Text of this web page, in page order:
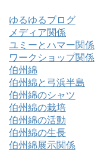
ゆるゆるブログ
メディア関係
ユミーとハマー関係
ワークショップ関係
伯州綿
伯州綿と弓浜半島
伯州綿のシャツ
伯州綿の栽培
伯州綿の活動
伯州綿の生長
伯州綿展示関係